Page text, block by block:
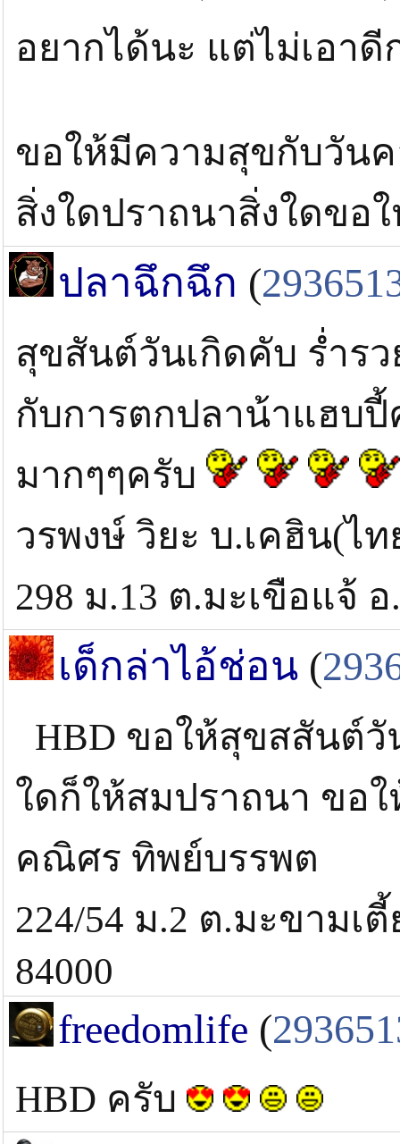
อยากได้นะ แต่ไม่เอาดี
ขอให้มีความสุขกับวัน
สิ่งใดปราถนาสิ่งใดขอ
ปลาฉึกฉึก (
สุขสันต์วันเกิดคับ ร่ำร
กับการตกปลาน้าแฮบ
มากๆๆครับ
วรพงษ์ วิยะ บ.เคฮิน(ไ
298 ม.13 ต.มะเขือแจ้
เด็กล่าไอ้ช่อน (
HBD ขอให้สุขสสันต์วั
ใดก็ให้สมปราถนา ขอให้
คณิศร ทิพย์บรรพต
224/54 ม.2 ต.มะขามเ
84000
freedomlife (
HBD ครับ